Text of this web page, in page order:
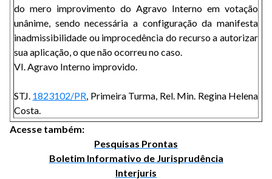
do mero improvimento do Agravo Interno em votação
unânime, sendo necessária a configuração da manifesta
inadmissibilidade ou improcedência do recurso a autorizar
sua aplicação, o que não ocorreu no caso.
VI. Agravo Interno improvido.
STJ. 1823102/PR, Primeira Turma, Rel. Min. Regina Helena
Costa.
Acesse também:
Pesquisas Prontas
Boletim Informativo de Jurisprudência
Interjuris